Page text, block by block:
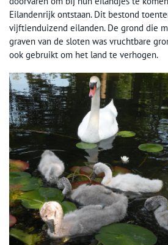
Eilandenrijk ontstaan. Dit bestond
vijftienduizend eilanden. De grond die
graven van de sloten was vruchtbare
ook gebruikt om het land te verhogen.